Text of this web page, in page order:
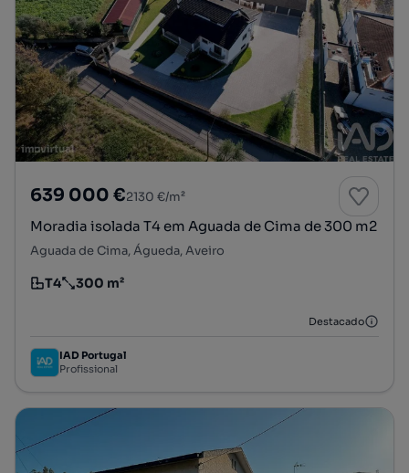
639 000 €2130 €/m²
Moradia isolada T4 em Aguada de Cima de 300 m2
Aguada de Cima, Águeda, Aveiro
Tipologia
T4
Preço por metro quadrado
300 m²
Destacado
IAD Portugal
Profissional